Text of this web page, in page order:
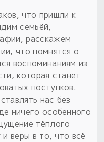
что пришли к
семьёй,
расскажем
что помнятся о
воспоминаниям из
которая станет
поступков.
нас без
ничего особенного
тёплого
веры в то, что всё